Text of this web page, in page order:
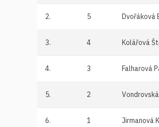
2. 5 Dvořáková
3. 4 Kolářová
4. 3 Falharová
5. 2
6. 1 Jirmanová